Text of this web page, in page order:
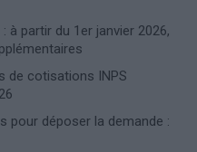
à partir du 1er janvier 2026,
de cotisations INPS
pour déposer la demande :